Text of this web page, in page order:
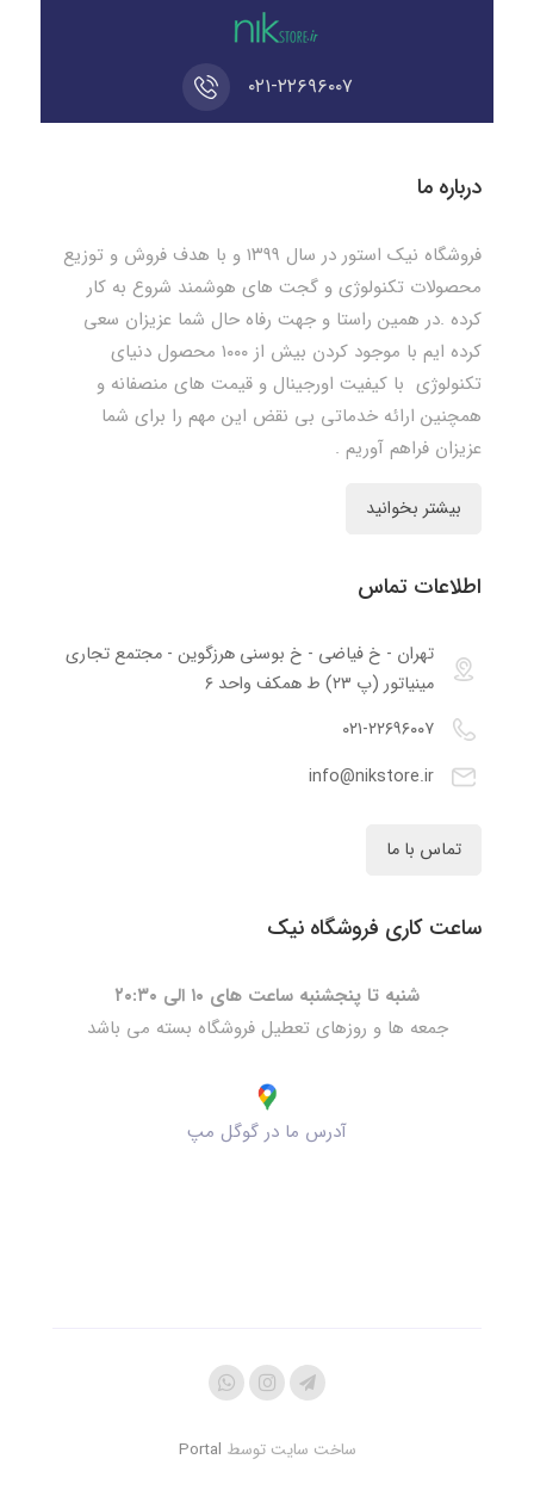
۰۲۱-۲۲۶۹۶۰۰۷
درباره ما
فروشگاه نیک استور در سال ۱۳۹۹ و با هدف فروش و توزیع
محصولات تکنولوژی و گجت های هوشمند شروع به کار
کرده .در همین راستا و جهت رفاه حال شما عزیزان سعی
کرده ایم با موجود کردن بیش از ۱۰۰۰ محصول دنیای
تکنولوژی با کیفیت اورجینال و قیمت های منصفانه و
همچنین ارائه خدماتی بی نقض این مهم را برای شما
عزیزان فراهم آوریم .
بیشتر بخوانید
اطلاعات تماس
تهران - خ فیاضی - خ بوسنی هرزگوین - مجتمع تجاری
مینیاتور (پ ۲۳) ط همکف واحد ۶
۰۲۱-۲۲۶۹۶۰۰۷
info@nikstore.ir
تماس با ما
ساعت کاری فروشگاه نیک
شنبه تا پنجشنبه ساعت های ۱۰ الی ۲۰:۳۰
جمعه ها و روزهای تعطیل فروشگاه بسته می باشد
آدرس ما در گوگل مپ
ساخت سایت توسط Portal